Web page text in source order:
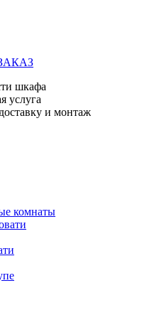
шкафа
услуга
и монтаж
комнаты